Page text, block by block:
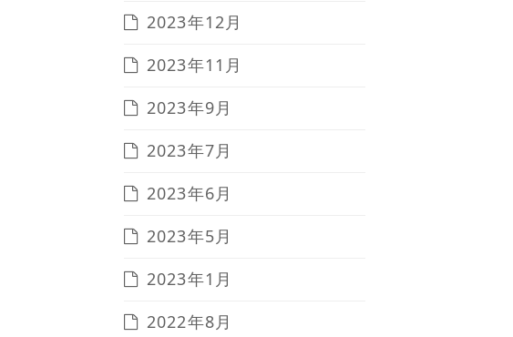
2023年12月
2023年11月
2023年9月
2023年7月
2023年6月
2023年5月
2023年1月
2022年8月